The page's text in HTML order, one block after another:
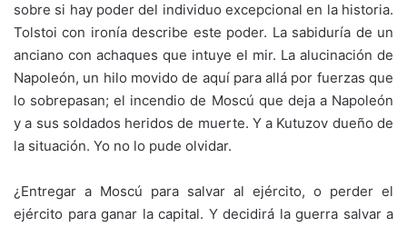
sobre si hay poder del individuo excepcional en la historia.
Tolstoi con ironía describe este poder. La sabiduría de un
anciano con achaques que intuye el mir. La alucinación de
Napoleón, un hilo movido de aquí para allá por fuerzas que
lo sobrepasan; el incendio de Moscú que deja a Napoleón
y a sus soldados heridos de muerte. Y a Kutuzov dueño de
la situación. Yo no lo pude olvidar.
¿Entregar a Moscú para salvar al ejército, o perder el
ejército para ganar la capital. Y decidirá la guerra salvar a